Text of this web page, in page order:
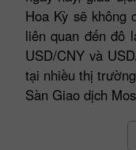
Hoa Kỳ sẽ không
liên quan đến đô
USD/CNY và
tại nhiều thị
Sàn Giao dịch